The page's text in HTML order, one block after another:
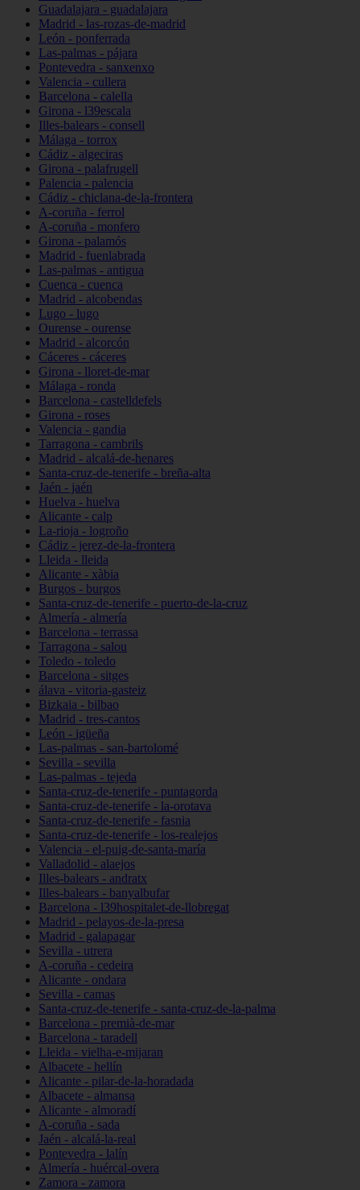
Guadalajara - guadalajara
Madrid - las-rozas-de-madrid
León - ponferrada
Las-palmas - pájara
Pontevedra - sanxenxo
Valencia - cullera
Barcelona - calella
Girona - l39escala
Illes-balears - consell
Málaga - torrox
Cádiz - algeciras
Girona - palafrugell
Palencia - palencia
Cádiz - chiclana-de-la-frontera
A-coruña - ferrol
A-coruña - monfero
Girona - palamós
Madrid - fuenlabrada
Las-palmas - antigua
Cuenca - cuenca
Madrid - alcobendas
Lugo - lugo
Ourense - ourense
Madrid - alcorcón
Cáceres - cáceres
Girona - lloret-de-mar
Málaga - ronda
Barcelona - castelldefels
Girona - roses
Valencia - gandia
Tarragona - cambrils
Madrid - alcalá-de-henares
Santa-cruz-de-tenerife - breña-alta
Jaén - jaén
Huelva - huelva
Alicante - calp
La-rioja - logroño
Cádiz - jerez-de-la-frontera
Lleida - lleida
Alicante - xàbia
Burgos - burgos
Santa-cruz-de-tenerife - puerto-de-la-cruz
Almería - almería
Barcelona - terrassa
Tarragona - salou
Toledo - toledo
Barcelona - sitges
álava - vitoria-gasteiz
Bizkaia - bilbao
Madrid - tres-cantos
León - igüeña
Las-palmas - san-bartolomé
Sevilla - sevilla
Las-palmas - tejeda
Santa-cruz-de-tenerife - puntagorda
Santa-cruz-de-tenerife - la-orotava
Santa-cruz-de-tenerife - fasnia
Santa-cruz-de-tenerife - los-realejos
Valencia - el-puig-de-santa-maría
Valladolid - alaejos
Illes-balears - andratx
Illes-balears - banyalbufar
Barcelona - l39hospitalet-de-llobregat
Madrid - pelayos-de-la-presa
Madrid - galapagar
Sevilla - utrera
A-coruña - cedeira
Alicante - ondara
Sevilla - camas
Santa-cruz-de-tenerife - santa-cruz-de-la-palma
Barcelona - premià-de-mar
Barcelona - taradell
Lleida - vielha-e-mijaran
Albacete - hellín
Alicante - pilar-de-la-horadada
Albacete - almansa
Alicante - almoradí
A-coruña - sada
Jaén - alcalá-la-real
Pontevedra - lalín
Almería - huércal-overa
Zamora - zamora